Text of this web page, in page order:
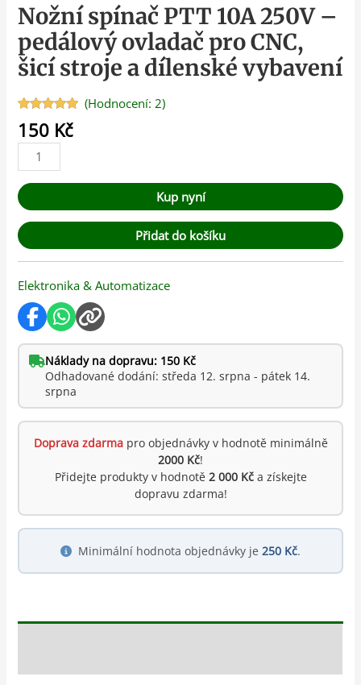
Nožní spínač PTT 10A 250V –
pedálový ovladač pro CNC,
šicí stroje a dílenské vybavení
Hodnoceno
5.00z 5 na
základě
hodnocení
zákazníků
(Hodnocení: 2)
150 Kč
Kup nyní
Přidat do košíku
Elektronika & Automatizace
Náklady na dopravu: 150 Kč
Odhadované dodání: středa 12. srpna - pátek 14.
srpna
Doprava zdarmapro objednávky v hodnotě minimálně
2000 Kč!
Přidejte produkty v hodnotě 2 000 Kča získejte
dopravu zdarma!
Minimální hodnota objednávky je 250 Kč.